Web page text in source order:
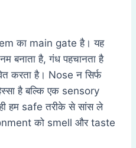
का main gate है। यह
बनाता है, गंध पहचानता है
करता है। Nose न सिर्फ
है बल्कि एक sensory
हम safe तरीके से सांस ले
को smell और taste